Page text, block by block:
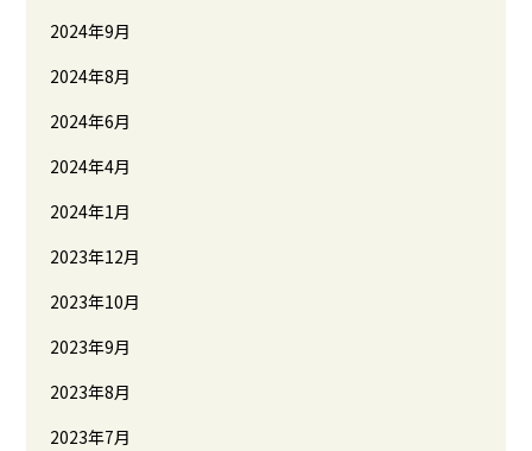
2024年9月
2024年8月
2024年6月
2024年4月
2024年1月
2023年12月
2023年10月
2023年9月
2023年8月
2023年7月